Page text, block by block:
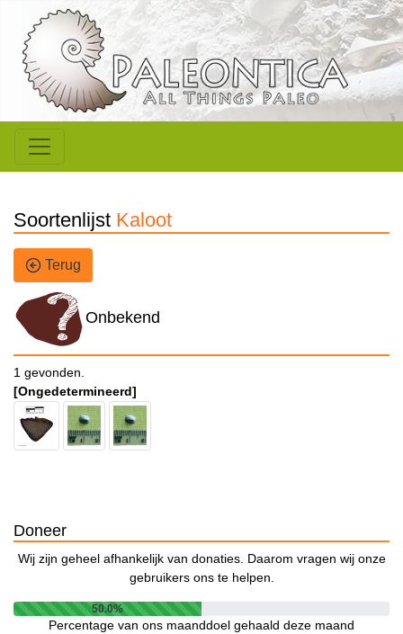
Soortenlijst Kaloot
Terug
Onbekend
1 gevonden.
[Ongedetermineerd]
Doneer
Wij zijn geheel afhankelijk van donaties. Daarom vragen wij onze
gebruikers ons te helpen.
50.0%
Percentage van ons maanddoel gehaald deze maand